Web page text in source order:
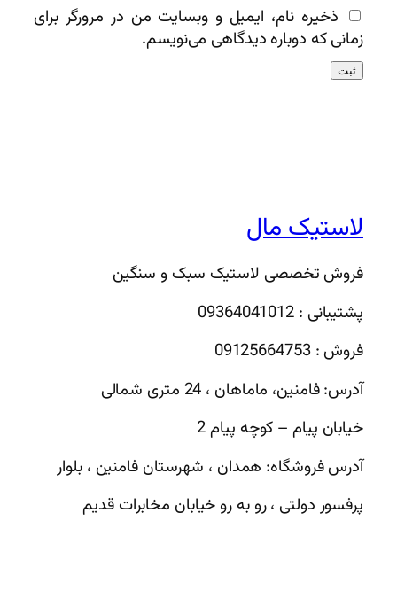
ذخیره نام، ایمیل و وبسایت من در مرورگر برای
زمانی که دوباره دیدگاهی می‌نویسم.
لاستیک مال
فروش تخصصی لاستیک سبک و سنگین
پشتیبانی : 09364041012
فروش : 09125664753
آدرس: فامنین، ماماهان ، 24 متری شمالی
خیابان پیام – کوچه پیام 2
آدرس فروشگاه: همدان ، شهرستان فامنین ، بلوار
پرفسور دولتی ، رو به رو خیابان مخابرات قدیم